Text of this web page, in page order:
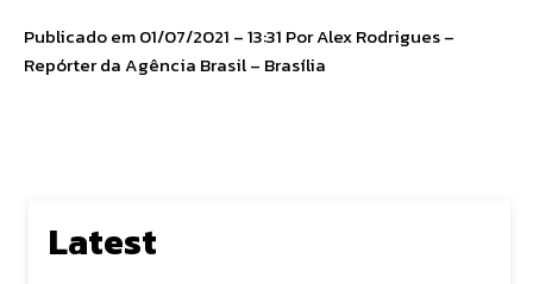
Publicado em 01/07/2021 – 13:31 Por Alex Rodrigues –
Repórter da Agência Brasil – Brasília
Latest